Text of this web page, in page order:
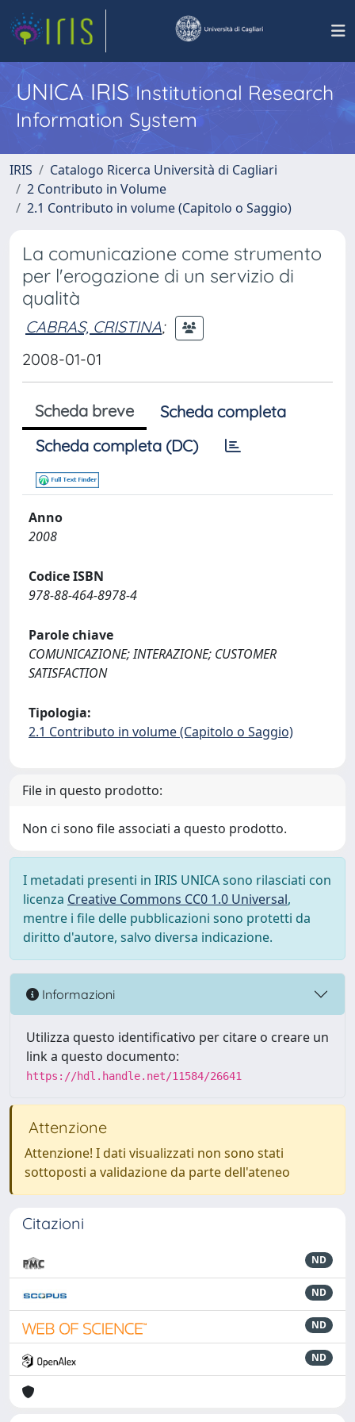
UNICA IRISInstitutional Research
Information System
IRIS
Catalogo Ricerca Università di Cagliari
2 Contributo in Volume
2.1 Contributo in volume (Capitolo o Saggio)
La comunicazione come strumento
per l'erogazione di un servizio di
qualità
CABRAS, CRISTINA;
2008-01-01
Scheda breve
Scheda completa
Scheda completa (DC)
Anno
2008
Codice ISBN
978-88-464-8978-4
Parole chiave
COMUNICAZIONE; INTERAZIONE; CUSTOMER
SATISFACTION
Tipologia:
2.1 Contributo in volume (Capitolo o Saggio)
File in questo prodotto:
Non ci sono file associati a questo prodotto.
I metadati presenti in IRIS UNICA sono rilasciati con
licenza Creative Commons CC0 1.0 Universal,
mentre i file delle pubblicazioni sono protetti da
diritto d'autore, salvo diversa indicazione.
Informazioni
Utilizza questo identificativo per citare o creare un
link a questo documento:
https://hdl.handle.net/11584/26641
Attenzione
Attenzione! I dati visualizzati non sono stati
sottoposti a validazione da parte dell'ateneo
Citazioni
ND
ND
ND
ND